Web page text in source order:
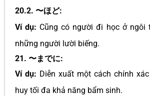
20.2. 〜ほど:
Ví dụ: Cũng có người đi học ở ngôi
những người lười biếng.
21. 〜までに:
Ví dụ: Diễn xuất một cách chính
huy tối đa khả năng bẩm sinh.